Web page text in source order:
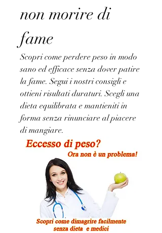
non morire di
fame
Scopri come perdere peso in modo
sano ed efficace senza dover patire
la fame. Segui i nostri consigli e
ottieni risultati duraturi. Scegli una
dieta equilibrata e mantieniti in
forma senza rinunciare al piacere
di mangiare.